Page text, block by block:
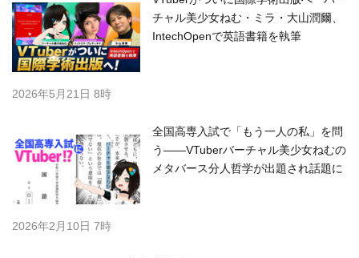
チャル美少女ねむ・ミラ・大山潤爾、
IntechOpenで英語書籍を執筆
2026年5月21日 8時
全国高専入試で「もう一人の私」を問
う――VTuberバーチャル美少女ねむの
メタバース分人哲学が出題され話題に
2026年2月10日 7時